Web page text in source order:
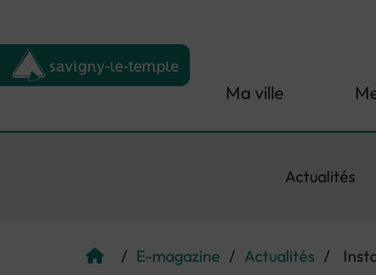
Retour à l'accueil
Ma ville
Actualités
Page d'accueil du site
/ E-magazine / Actualités /